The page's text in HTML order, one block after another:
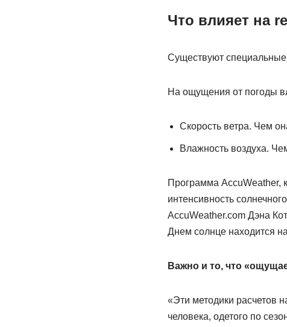
Что влияет на
Существуют
На ощущения от погоды
Скорость ветра. Чем
Влажность воздуха.
Программа AccuWeather,
интенсивность
AccuWeather.com Дэна
Днем солнце находится
Важно и то, что
«Эти методики расчетов
человека, одетого по